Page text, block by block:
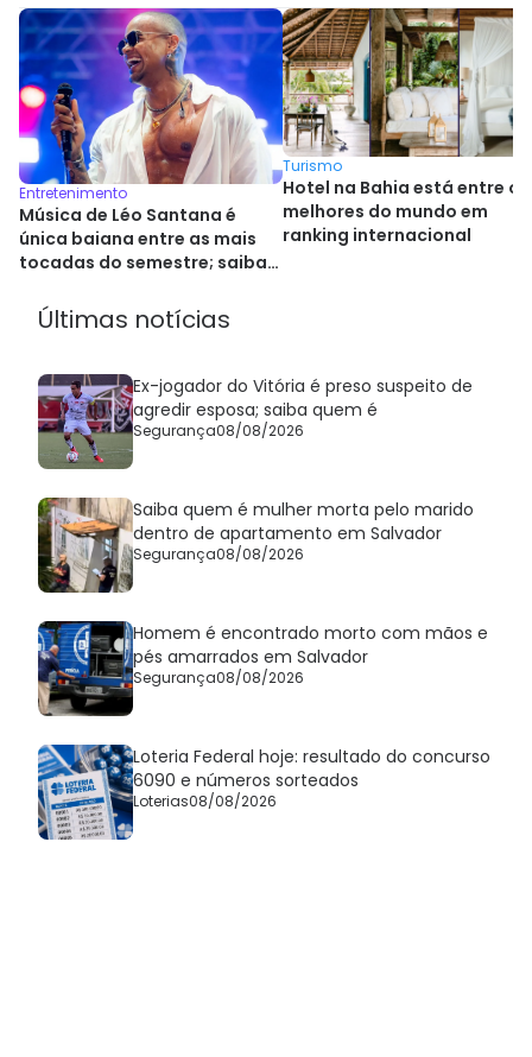
Entretenimento
Música de Léo Santana é
única baiana entre as mais
tocadas do semestre; saiba
Turismo
Hotel na Bahia está entre os
melhores do mundo em
ranking internacional
Últimas notícias
Ex-jogador do Vitória é preso suspeito de
agredir esposa; saiba quem é
Segurança08/08/2026
Saiba quem é mulher morta pelo marido
dentro de apartamento em Salvador
Segurança08/08/2026
Homem é encontrado morto com mãos e
pés amarrados em Salvador
Segurança08/08/2026
Loteria Federal hoje: resultado do concurso
6090 e números sorteados
Loterias08/08/2026